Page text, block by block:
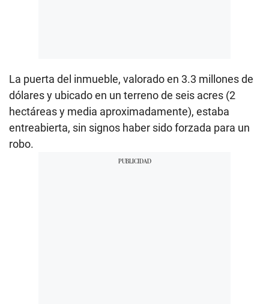
La puerta del inmueble, valorado en 3.3 millones de
dólares y ubicado en un terreno de seis acres (2
hectáreas y media aproximadamente), estaba
entreabierta, sin signos haber sido forzada para un
robo.